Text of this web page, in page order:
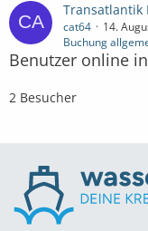
Transatlantik
cat64
14.
Buchung
Benutzer online
2 Besucher